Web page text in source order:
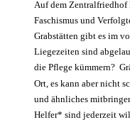
Auf dem Zentralfriedhof
Faschismus und
Grabstätten gibt es im
Liegezeiten sind
die Pflege kümmern?
Ort, es kann aber nicht
und ähnliches
Helfer* sind jederzeit